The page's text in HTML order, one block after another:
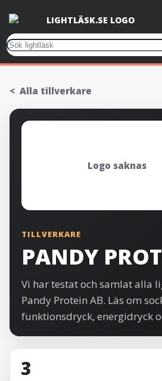
Alla tillverkare
Logo saknas
TILLVERKARE
PANDY
Vi har testat och samlat alla
Pandy Protein AB. Läs om
funktionsdryck, energidryck
3